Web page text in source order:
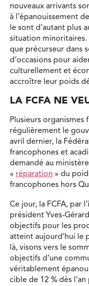
nouveaux arrivants
à l’épanouissement
le sont d’autant plus
situation minoritaires.
que précurseur dans
d’occasions pour
culturellement et
accroître leur poids
LA FCFA NE
Plusieurs organismes
régulièrement le
avril dernier, la
francophones et
demandé au
« réparation » du
francophones hors
Ce jour, la FCFA, par
président Yves-
objectifs pour les
atteint aujourd’hui le
là, visons vers le
objectifs d’une
véritablement
cible de 12 % dès